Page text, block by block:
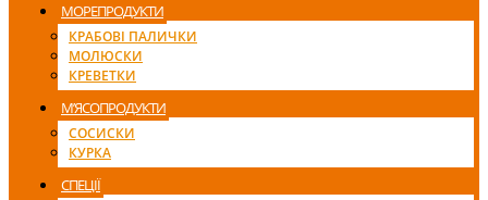
МОРЕПРОДУКТИ
КРАБОВІ ПАЛИЧКИ
МОЛЮСКИ
КРЕВЕТКИ
М’ЯСОПРОДУКТИ
СОСИСКИ
КУРКА
СПЕЦІЇ